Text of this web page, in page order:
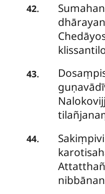
42.
43.
44.